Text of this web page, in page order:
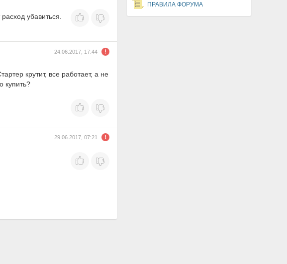
ПРАВИЛА ФОРУМА
убавиться.
24.06.2017, 17:44
крутит, все работает, а не
купить?
29.06.2017, 07:21